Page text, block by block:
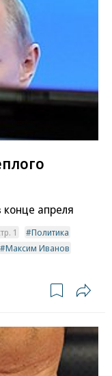
апреля
1
Политика
Максим Иванов